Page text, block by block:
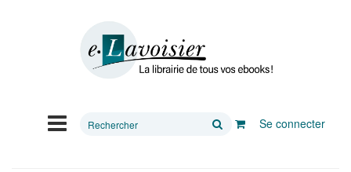
Rechercher
Se connecter